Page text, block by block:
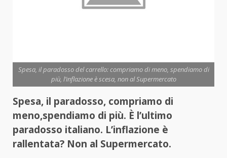
Spesa, il paradosso del carrello: compriamo di meno, spendiamo di
più, l’inflazione è scesa, non al Supermercato
Spesa, il paradosso, compriamo di
meno,spendiamo di più. È l’ultimo
paradosso italiano. L’inflazione è
rallentata? Non al Supermercato.